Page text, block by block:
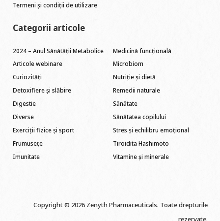
Termeni și condiții de utilizare
Categorii articole
2024 – Anul Sănătății Metabolice
Articole webinare
Curiozități
Detoxifiere și slăbire
Digestie
Diverse
Exerciții fizice și sport
Frumusețe
Imunitate
Medicină funcțională
Microbiom
Nutriție și dietă
Remedii naturale
Sănătate
Sănătatea copilului
Stres și echilibru emoțional
Tiroidita Hashimoto
Vitamine și minerale
Copyright © 2026 Zenyth Pharmaceuticals. Toate drepturile
rezervate.